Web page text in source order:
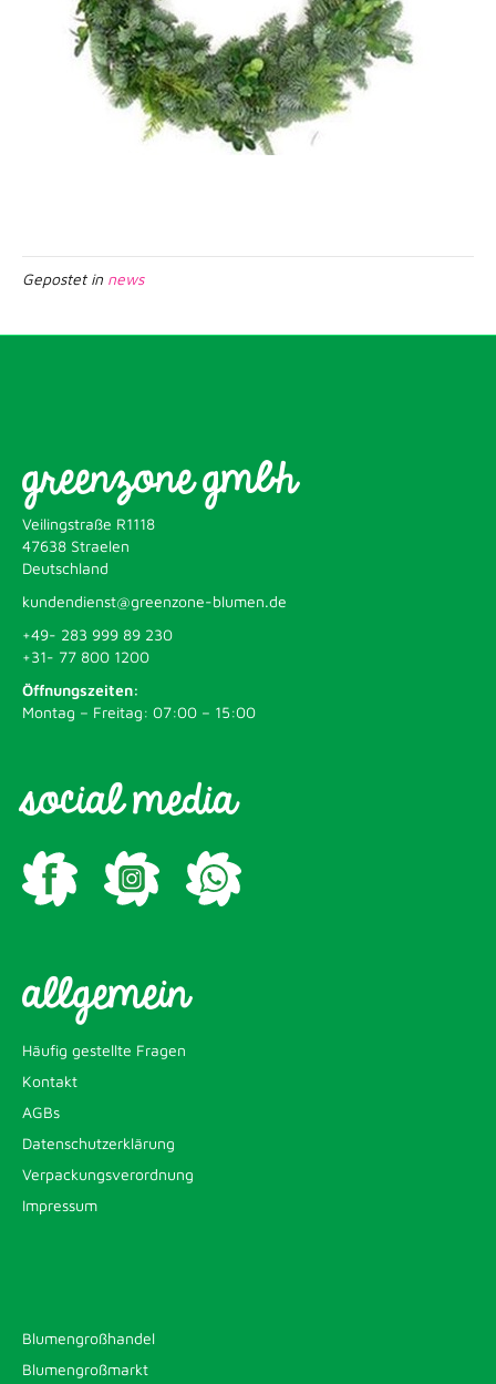
Gepostet in news
greenzone gmbh
Veilingstraße R1118
47638 Straelen
Deutschland
kundendienst@greenzone-blumen.de
+49- 283 999 89 230
+31- 77 800 1200
Öffnungszeiten:
Montag – Freitag: 07:00 – 15:00
social media
allgemein
Häufig gestellte Fragen
Kontakt
AGBs
Datenschutzerklärung
Verpackungsverordnung
Impressum
Blumengroßhandel
Blumengroßmarkt